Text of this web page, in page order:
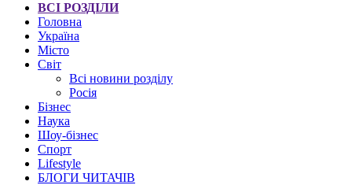
ВСІ РОЗДІЛИ
Головна
Україна
Місто
Світ
Всі новини розділу
Росія
Бізнес
Наука
Шоу-бізнес
Спорт
Lifestyle
БЛОГИ ЧИТАЧІВ